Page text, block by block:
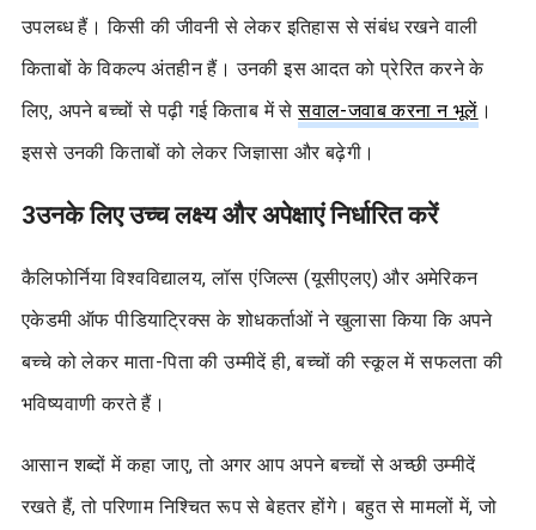
उपलब्ध हैं। किसी की जीवनी से लेकर इतिहास से संबंध रखने वाली
किताबों के विकल्प अंतहीन हैं। उनकी इस आदत को प्रेरित करने के
लिए, अपने बच्चों से पढ़ी गई किताब में सेसवाल-जवाब करना न भूलें ।
इससे उनकी किताबों को लेकर जिज्ञासा और बढ़ेगी।
3उनके लिए उच्च लक्ष्य और अपेक्षाएं निर्धारित करें
कैलिफोर्निया विश्वविद्यालय, लॉस एंजिल्स (यूसीएलए) और अमेरिकन
एकेडमी ऑफ पीडियाट्रिक्स के शोधकर्ताओं ने खुलासा किया कि अपने
बच्चे को लेकर माता-पिता की उम्मीदें ही, बच्चों की स्कूल में सफलता की
भविष्यवाणी करते हैं।
आसान शब्दों में कहा जाए, तो अगर आप अपने बच्चों से अच्छी उम्मीदें
रखते हैं, तो परिणाम निश्चित रूप से बेहतर होंगे। बहुत से मामलों में, जो